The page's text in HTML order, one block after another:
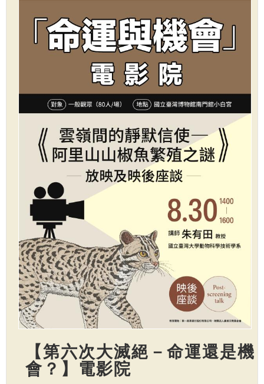
【第六次大滅絕－命運還是機
會？】電影院